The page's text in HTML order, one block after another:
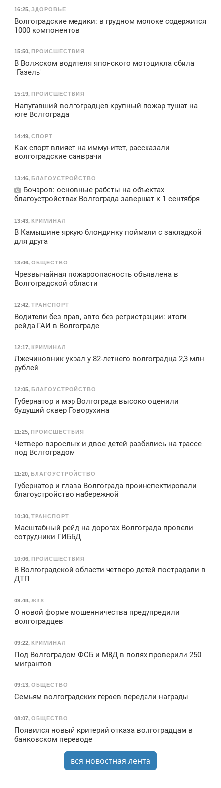
16:25, ЗДОРОВЬЕ
Волгоградские медики: в грудном молоке содержится
1000 компонентов
15:50, ПРОИСШЕСТВИЯ
В Волжском водителя японского мотоцикла сбила
"Газель"
15:19, ПРОИСШЕСТВИЯ
Напугавший волгоградцев крупный пожар тушат на
юге Волгограда
14:49, СПОРТ
Как спорт влияет на иммунитет, рассказали
волгоградские санврачи
13:46, БЛАГОУСТРОЙСТВО
Бочаров: основные работы на объектах
благоустройствах Волгограда завершат к 1 сентября
13:43, КРИМИНАЛ
В Камышине яркую блондинку поймали с закладкой
для друга
13:06, ОБЩЕСТВО
Чрезвычайная пожароопасность объявлена в
Волгоградской области
12:42, ТРАНСПОРТ
Водители без прав, авто без регристрации: итоги
рейда ГАИ в Волгограде
12:17, КРИМИНАЛ
Лжечиновник украл у 82-летнего волгоградца 2,3 млн
рублей
12:05, БЛАГОУСТРОЙСТВО
Губернатор и мэр Волгограда высоко оценили
будущий сквер Говорухина
11:25, ПРОИСШЕСТВИЯ
Четверо взрослых и двое детей разбились на трассе
под Волгоградом
11:20, БЛАГОУСТРОЙСТВО
Губернатор и глава Волгограда проинспектировали
благоустройство набережной
10:30, ТРАНСПОРТ
Масштабный рейд на дорогах Волгограда провели
сотрудники ГИББД
10:06, ПРОИСШЕСТВИЯ
В Волгоградской области четверо детей пострадали в
ДТП
09:48, ЖКХ
О новой форме мошенничества предупредили
волгоградцев
09:22, КРИМИНАЛ
Под Волгоградом ФСБ и МВД в полях проверили 250
мигрантов
09:13, ОБЩЕСТВО
Семьям волгоградских героев передали награды
08:07, ОБЩЕСТВО
Появился новый критерий отказа волгоградцам в
банковском переводе
вся новостная лента